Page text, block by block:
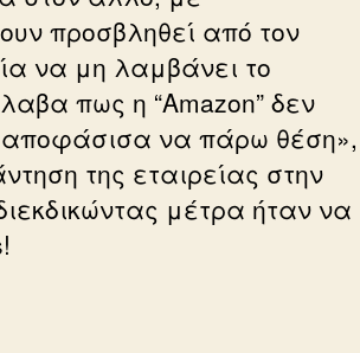
προσβληθεί από τον
να μη λαμβάνει το
πως η “Amazon” δεν
αποφάσισα να πάρω θέση»,
της εταιρείας στην
μέτρα ήταν να